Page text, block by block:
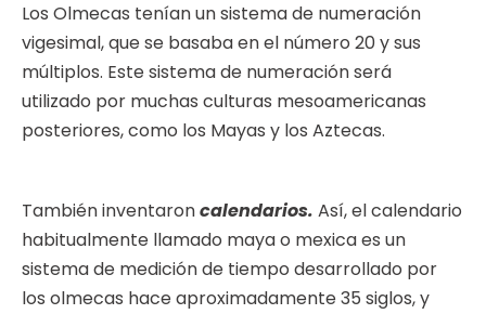
Los Olmecas tenían un sistema de numeración
vigesimal, que se basaba en el número 20 y sus
múltiplos. Este sistema de numeración será
utilizado por muchas culturas mesoamericanas
posteriores, como los Mayas y los Aztecas.
También inventaroncalendarios. Así, el calendario
habitualmente llamado maya o mexica es un
sistema de medición de tiempo desarrollado por
los olmecas hace aproximadamente 35 siglos, y